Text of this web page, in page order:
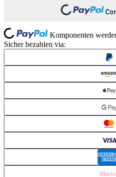
Loading...
Loading...
Komponenten
Sicher bezahlen via: